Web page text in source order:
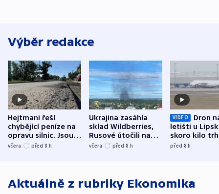
Výběr redakce
Hejtmani řeší
chybějící peníze na
opravu silnic. Jsou
nenárokové, namítá
včera před 8 h
Ukrajina zasáhla
sklad Wildberries,
Rusové útočili na
trh, hasiče či
včera před 8 h
VIDEO
Dron
letišti u
skoro kilo
indicie
před 8h
Aktuálně z rubriky Ekonomika